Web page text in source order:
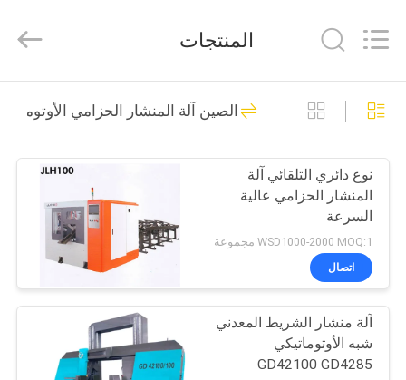
مسكن
منتجات
معلومات
جولة
المعمل
Machinery
Co.,ltd.
Reserved.
ECER
سلك كابل آلة
109
كابل ستراندينغ آلة
145
المنتجات
الصين آلة المنشار الحزامي
نوع دائري التلقائي آلة
المنشار الحزامي عالية
السرعة
WSD1000-2000 MOQ:1 مجموعة
اتصال
آلة منشار الشريط المعدني
شبه الأوتوماتيكي
GD42100 GD4285